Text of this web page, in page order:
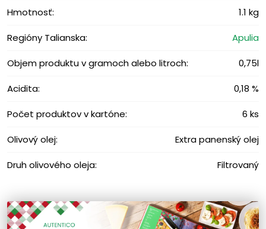
Hmotnosť: 1.1 kg
Regióny Talianska: Apulia
Objem produktu v gramoch alebo litroch: 0,75l
Acidita: 0,18 %
Počet produktov v kartóne: 6 ks
Olivový olej: Extra panenský olej
Druh olivového oleja: Filtrovaný